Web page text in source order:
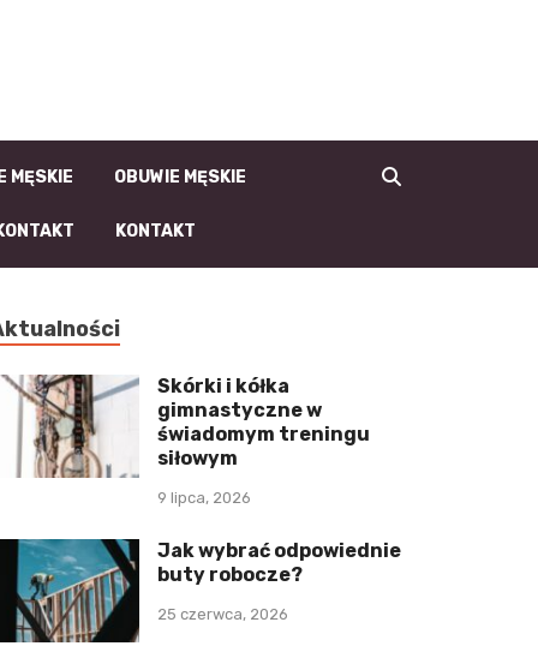
moda męska i
męski styl
MĘSKIE OBUWIE MĘSKIE
KONTAKT
Skórki i kółka
gimnastyczne w
świadomym treningu
siłowym
9 lipca, 2026
Jak wybrać odpowiednie
buty robocze?
25 czerwca, 2026